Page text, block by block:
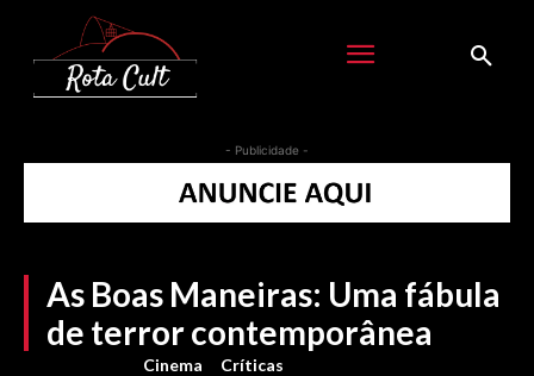
- Publicidade -
As Boas Maneiras: Uma fábula
de terror contemporânea
Cinema Críticas